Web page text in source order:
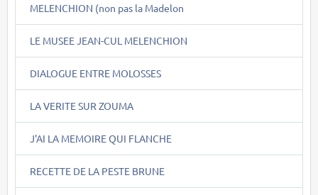
MELENCHION (non pas la Madelon
LE MUSEE JEAN-CUL MELENCHION
DIALOGUE ENTRE MOLOSSES
LA VERITE SUR ZOUMA
J'AI LA MEMOIRE QUI FLANCHE
RECETTE DE LA PESTE BRUNE